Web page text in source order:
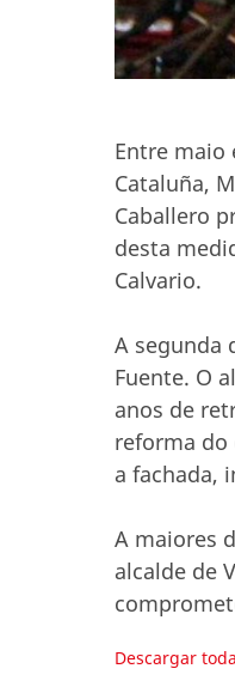
Entre maio
Cataluña,
Caballero
desta
Calvario.
A segunda
Fuente. O
anos de
reforma do
a fachada,
A maiores
alcalde de
Descargar